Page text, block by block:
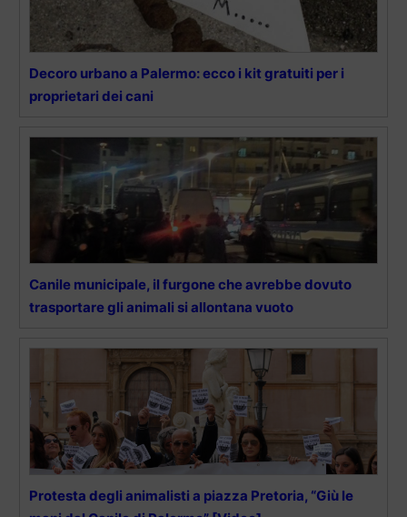
Decoro urbano a Palermo: ecco i kit gratuiti per i
proprietari dei cani
Canile municipale, il furgone che avrebbe dovuto
trasportare gli animali si allontana vuoto
Protesta degli animalisti a piazza Pretoria, “Giù le